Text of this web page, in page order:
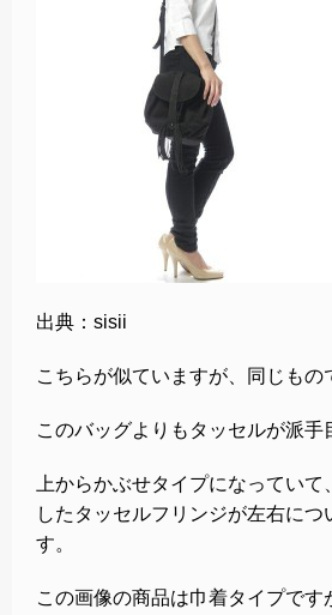
出典：sisii
こちらが似ていますが、同じもの
このバッグよりもタッセルが派手
上からかぶせタイプになってい
したタッセルフリンジが左右に
す。
この画像の商品は巾着タイプです